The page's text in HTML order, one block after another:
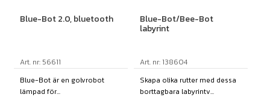
Blue-Bot 2.0, bluetooth
Art. nr: 56611
Blue-Bot är en golvrobot
lämpad för...
Blue-Bot/Bee-Bot
labyrint
Art. nr: 138604
Skapa olika rutter med dessa
borttagbara labyrintv...